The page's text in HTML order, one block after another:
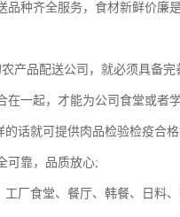
种齐全服务，食材新鲜价廉是
产品配送公司，就必须具备完
一起，才能为公司食堂或者
话就可提供肉品检验检疫合
可靠，品质放心;
厂食堂、餐厅、韩餐、日料